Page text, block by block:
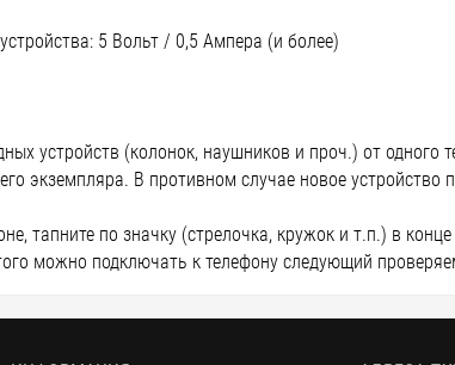
5 Вольт / 0,5 Ампера (и более)
устройств (колонок, наушников и проч.) от
экземпляра. В противном случае новое
тапните по значку (стрелочка, кружок и т.п.) в
можно подключать к телефону следующий